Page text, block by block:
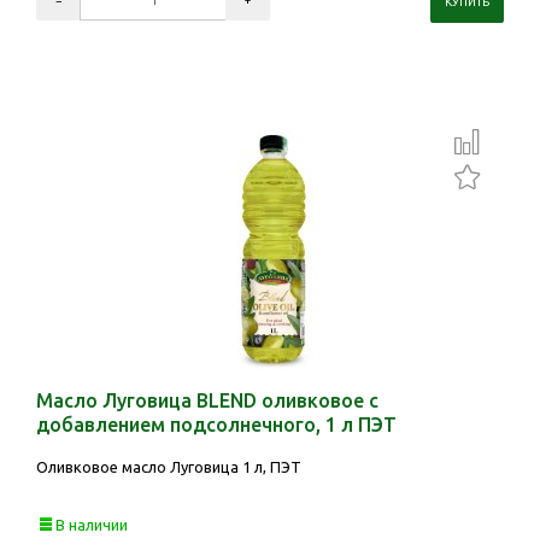
Масло Луговица BLEND оливковое с
добавлением подсолнечного, 1 л ПЭТ
Оливковое масло Луговица 1 л, ПЭТ
В наличии